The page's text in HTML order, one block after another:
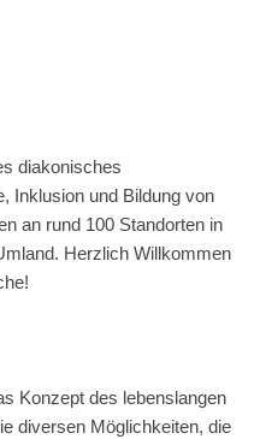
diakonisches
Inklusion und Bildung von
an rund 100 Standorten in
Herzlich Willkommen
Konzept des lebenslangen
diversen Möglichkeiten, die